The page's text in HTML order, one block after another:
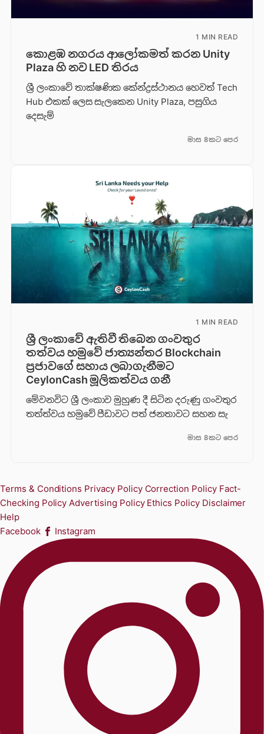
1 MIN READ
කොළඹ නගරය ආලෝකමත් කරන Unity
Plaza හි නව LED තිරය
ශ්‍රී ලංකාවේ තාක්ෂණික කේන්ද්‍රස්ථානය හෙවත් Tech
Hub එකක් ලෙස සැලකෙන Unity Plaza, පසුගිය
දෙසැම්
මාස 8කට පෙර
1 MIN READ
ශ්‍රී ලංකාවේ ඇතිවී තිබෙන ගංවතුර
තත්වය හමුවේ ජාත්‍යන්තර Blockchain
ප්‍රජාවගේ සහාය ලබාගැනීමට
CeylonCash මූලිකත්වය ග​නී
මේවනවිට ශ්‍රී ලංකාව මුහුණ දී සිටින දරුණු ගංවතුර
තත්ත්වය හමුවේ පීඩාවට පත් ජනතාවට සහන සැ
මාස 8කට පෙර
Terms & Conditions Privacy Policy Correction Policy Fact-
Checking Policy Advertising Policy Ethics Policy Disclaimer
Help
Facebook
Instagram